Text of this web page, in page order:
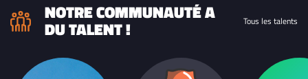
NOTRE COMMUNAUTÉ A
DU TALENT ! Tous les talents